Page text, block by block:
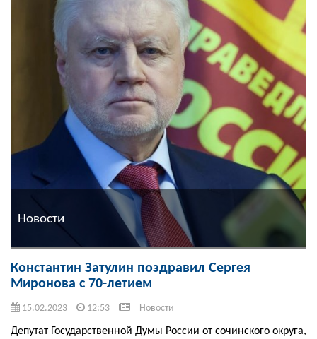
Новости
Константин Затулин поздравил Сергея
Миронова с 70-летием
15.02.2023 12:53 Новости
Депутат Государственной Думы России от сочинского округа,